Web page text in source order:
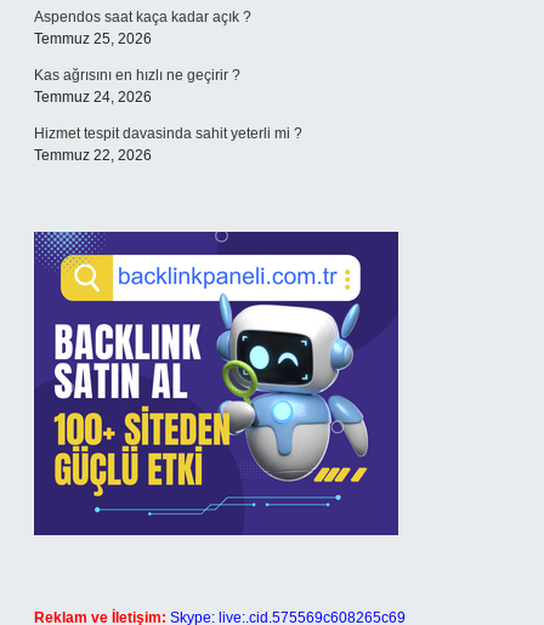
Aspendos saat kaça kadar açık ?
Temmuz 25, 2026
Kas ağrısını en hızlı ne geçirir ?
Temmuz 24, 2026
Hizmet tespit davasinda sahit yeterli mi ?
Temmuz 22, 2026
Reklam ve İletişim: Skype: live:.cid.575569c608265c69